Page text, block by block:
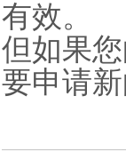
有效。
但如果
要申请